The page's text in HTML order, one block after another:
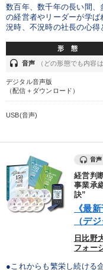
テーマ
【6月】音声・映像
全国経営者セミナー収
147回春季大会
製造業 卸売・小売
IT・サービス・金融業
数百年、数千年の長い間、
の経営者やリーダーが学
況時、不況時の社長の心得
形 態
headset 音声 （どの形態でも内容
デジタル音声版
（配信＋ダウンロード）
USB(音声)
音
経営判
事業承
訣”
《最
（デ
日比野
フォー
●これからも繁栄し続け